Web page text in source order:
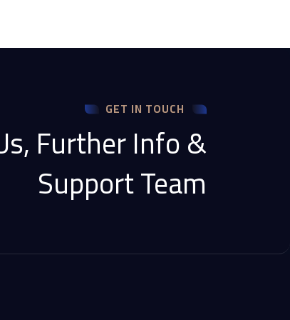
GET IN TOUCH
Further Info &
Support Team